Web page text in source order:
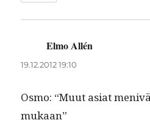
Elmo Allén
19.12.2012 19:10
Osmo: “Muut asi­at
mukaan”